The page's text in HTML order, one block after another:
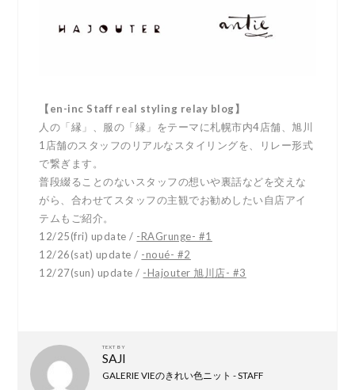
【en-inc Staff real styling relay blog】
人の「縁」、服の「縁」をテーマに札幌市内4店舗、旭川
1店舗のスタッフのリアルなスタイリングを、リレー形式
で繋ぎます。
普段綴ることのないスタッフの想いや裏話などを交えな
がら、合わせてスタッフの主観でお勧めしたい自店アイ
テムもご紹介。
12/25(fri) update / -RAGrunge- #1
12/26(sat) update / -noué- #2
12/27(sun) update / -Hajouter 旭川店- #3
TEXT BY
SAJI
GALERIE VIEのきれい色ニット - STAFF